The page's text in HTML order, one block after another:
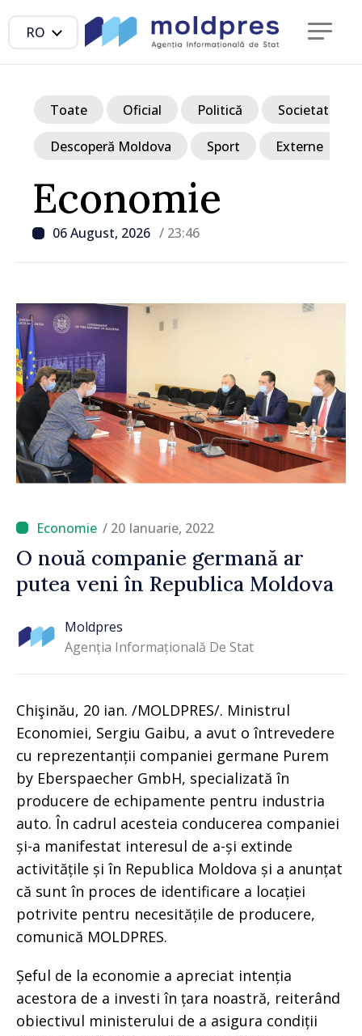
RO
Economie
06 August, 2026 / 23:46
Toate Oficial Politică Societate
Descoperă Moldova Sport Externe
/ 20 Ianuarie, 2022
O nouă companie germană ar
putea veni în Republica Moldova
Moldpres
Agenția Informațională De Stat
Chişinău, 20 ian. /MOLDPRES/. Ministrul
Economiei, Sergiu Gaibu, a avut o întrevedere
cu reprezentanții companiei germane Purem
by Eberspaecher GmbH, specializată în
producere de echipamente pentru industria
auto. În cadrul acesteia conducerea companiei
și-a manifestat interesul de a-și extinde
activitățile și în Republica Moldova și a anunțat
că sunt în proces de identificare a locației
potrivite pentru necesitățile de producere,
comunică MOLDPRES.
Șeful de la economie a apreciat intenția
acestora de a investi în țara noastră, reiterând
obiectivul ministerului de a asigura condiții